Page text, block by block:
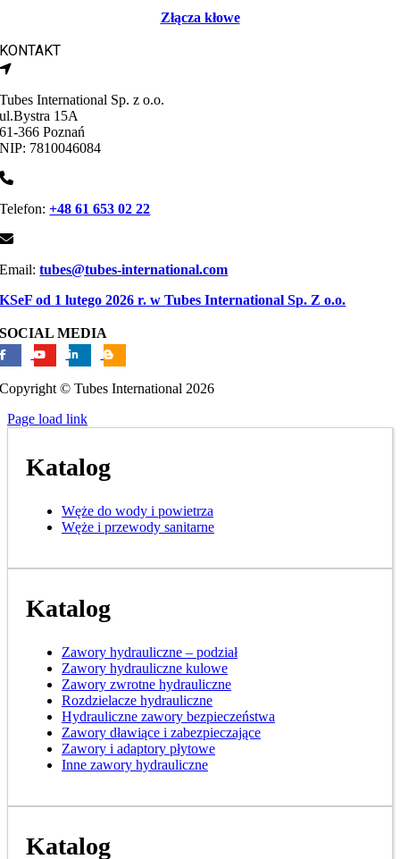
Złącza kłowe
KONTAKT
Tubes International Sp. z o.o.
ul.Bystra 15A
61-366 Poznań
NIP: 7810046084
Telefon:+48 61 653 02 22
Email:tubes@tubes-international.com
KSeF od 1 lutego 2026 r. w Tubes International Sp. Z o.o.
SOCIAL MEDIA
Copyright © Tubes International 2026
Page load link
Katalog
Węże do wody i powietrza
Węże i przewody sanitarne
Katalog
Zawory hydrauliczne – podział
Zawory hydrauliczne kulowe
Zawory zwrotne hydrauliczne
Rozdzielacze hydrauliczne
Hydrauliczne zawory bezpieczeństwa
Zawory dławiące i zabezpieczające
Zawory i adaptory płytowe
Inne zawory hydrauliczne
Katalog